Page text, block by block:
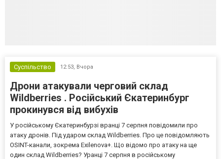
Суспільство 12:53, Вчора
Дрони атакували черговий склад
Wildberries . Російський Єкатеринбург
прокинувся від вибухів
У російському Єкатеринбурзі вранці 7 серпня повідомили про
атаку дронів. Під ударом склад Wildberries. Про це повідомляють
OSINT-канали, зокрема Exilenova+. Що відомо про атаку на ще
один склад Wildberries? Уранці 7 серпня в російському